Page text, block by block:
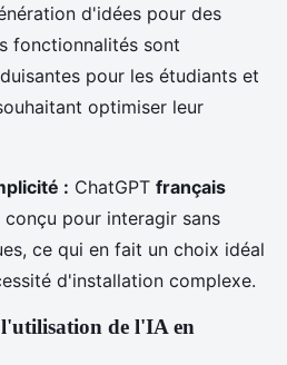
d'idées pour des
fonctionnalités sont
pour les étudiants et
optimiser leur
: ChatGPT français
conçu pour interagir sans
ce qui en fait un choix idéal
d'installation complexe.
de l'IA en